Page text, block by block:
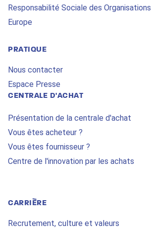
Responsabilité Sociale des Organisations
Europe
PRATIQUE
Nous contacter
Espace Presse
CENTRALE D'ACHAT
Présentation de la centrale d'achat
Vous êtes acheteur ?
Vous êtes fournisseur ?
Centre de l'innovation par les achats
CARRIÈRE
Recrutement, culture et valeurs